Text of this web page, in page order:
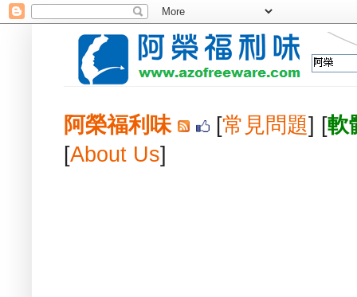
阿榮福利味 [常見問題] [軟
[About Us]